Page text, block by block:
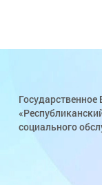
социального